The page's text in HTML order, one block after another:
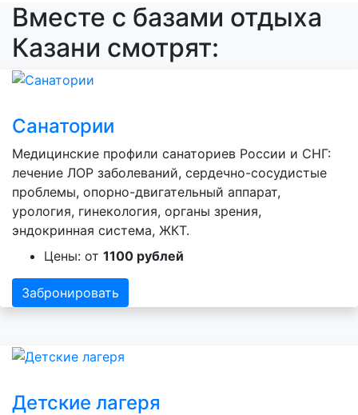
Вместе с базами отдыха
Казани смотрят:
Санатории
Медицинские профили санаториев России и СНГ:
лечение ЛОР заболеваний, сердечно-сосудистые
проблемы, опорно-двигательный аппарат,
урология, гинекология, органы зрения,
эндокринная система, ЖКТ.
Цены: от 1100 рублей
Забронировать
Детские лагеря